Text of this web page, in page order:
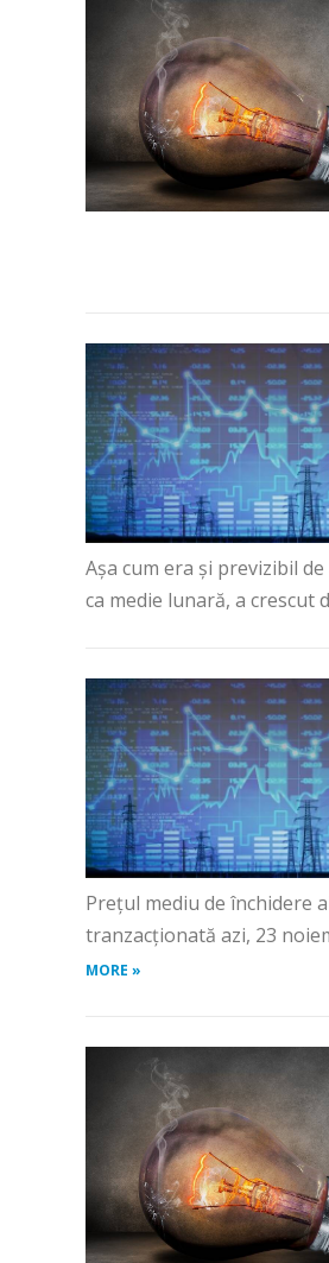
Așa cum era și previzibil
ca medie lunară, a crescut
Prețul mediu de închidere
tranzacționată azi, 23
MORE »